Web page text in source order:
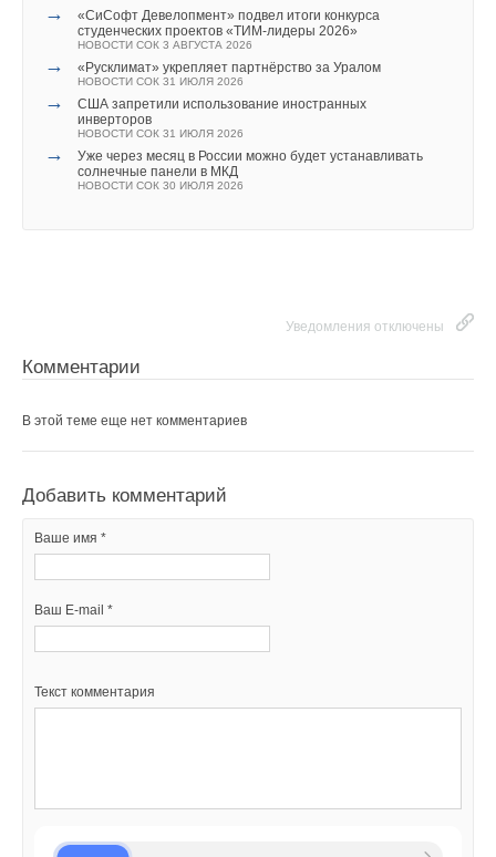
→
«СиСофт Девелопмент» подвел итоги конкурса
студенческих проектов «ТИМ-лидеры 2026»
НОВОСТИ СОК 3 АВГУСТА 2026
→ «Русклимат» укрепляет партнёрство за Уралом
НОВОСТИ СОК 31 ИЮЛЯ 2026
→
США запретили использование иностранных
инверторов
НОВОСТИ СОК 31 ИЮЛЯ 2026
→
Уже через месяц в России можно будет устанавливать
солнечные панели в МКД
НОВОСТИ СОК 30 ИЮЛЯ 2026
Уведомления отключены
Комментарии
В этой теме еще нет комментариев
Добавить комментарий
Ваше имя *
Ваш E-mail *
Текст комментария
Уведомления отключены
Комментарии